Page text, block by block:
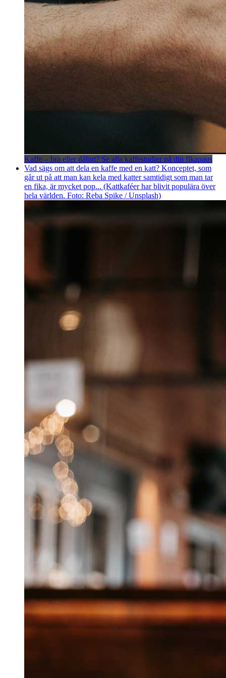
Kaffe – bra eller dåligt? Se alla kaffestudier på din fikapaus
Vad sägs om att dela en kaffe med en katt? Konceptet, som
går ut på att man kan kela med katter samtidigt som man tar
en fika, är mycket pop... (Kattkaféer har blivit populära över
hela världen. Foto: Reba Spike / Unsplash)